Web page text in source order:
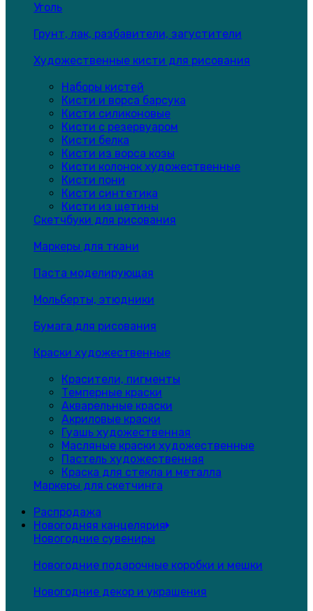
Уголь
Грунт, лак, разбавители, загустители
Художественные кисти для рисования
Наборы кистей
Кисти и ворса барсука
Кисти силиконовые
Кисти с резервуаром
Кисти белка
Кисти из ворса козы
Кисти колонок художественные
Кисти пони
Кисти синтетика
Кисти из щетины
Скетчбуки для рисования
Маркеры для ткани
Паста моделирующая
Мольберты, этюдники
Бумага для рисования
Краски художественные
Красители, пигменты
Темперные краски
Акварельные краски
Акриловые краски
Гуашь художественная
Масляные краски художественные
Пастель художественная
Краска для стекла и металла
Маркеры для скетчинга
Распродажа
Новогодняя канцелярия
Новогодние сувениры
Новогодние подарочные коробки и мешки
Новогодние декор и украшения